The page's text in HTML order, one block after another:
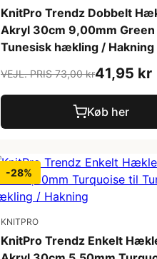
KnitPro Trendz Dobbelt
Akryl 30cm 9,00mm
Tunesisk hækling / Hakning
VEJL. PRIS 73,00 kr41,95 kr
Køb her
-28%
KNITPRO
KnitPro Trendz Enkelt